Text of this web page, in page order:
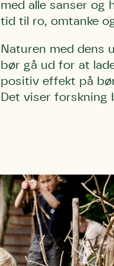
med alle sanser og
tid til ro, omtanke
Naturen med dens
bør gå ud for at
positiv effekt på
Det viser forskning
blomster
have.